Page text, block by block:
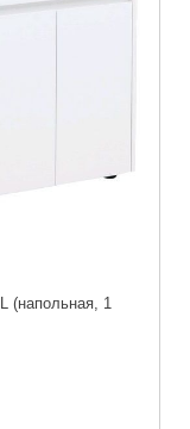
(напольная, 1